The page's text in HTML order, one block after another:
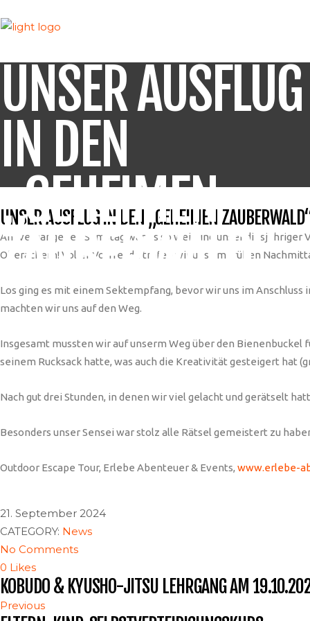
UNSER AUSFLUG
IN DEN
„GEHEIMEN
ZAUBERWALD“
UNSER AUSFLUG IN DEN „GEHEIMEN
Am vergangenen Samstag war es so weit und unser diesjähriger
Oberachern! Voller Vorfreude trafen wir uns am frühen
Los ging es mit einem Sektempfang, bevor wir uns im
machten wir uns auf den Weg.
Insgesamt mussten wir auf unserm Weg über den
seinem Rucksack hatte, was auch die Kreativität gesteigert hat
Nach gut drei Stunden, in denen wir viel gelacht und gerätselt
Besonders unser Sensei war stolz alle Rätsel gemeistert zu
Outdoor Escape Tour, Erlebe Abenteuer & Events, www.erlebe-
21. September 2024
CATEGORY: News
No Comments
0 Likes
KOBUDO & KYUSHO-JITSU LEHRGANG AM
Previous
KARATE-DO UNZHURST